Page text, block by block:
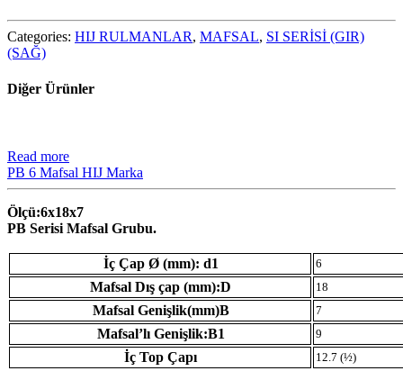
Categories: HIJ RULMANLAR, MAFSAL, SI SERİSİ (GIR)
(SAĞ)
Diğer Ürünler
Read more
PB 6 Mafsal HIJ Marka
Ölçü:6x18x7
PB Serisi Mafsal Grubu.
İç Çap Ø (mm): d1 6
Mafsal Dış çap (mm):D 18
Mafsal Genişlik(mm)B 7
Mafsal’lı Genişlik:B1 9
İç Top Çapı 12.7 (½)